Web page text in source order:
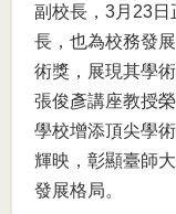
副校長，3月23日
長，也為校務發
術獎，展現其學
張俊彥講座教授
學校增添頂尖學
輝映，彰顯臺師
發展格局。